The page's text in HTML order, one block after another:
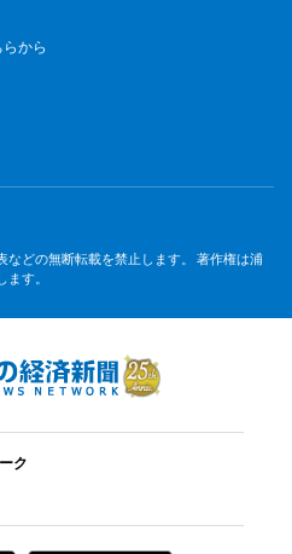
から
どの無断転載を禁止します。 著作権は浦
す。
ク